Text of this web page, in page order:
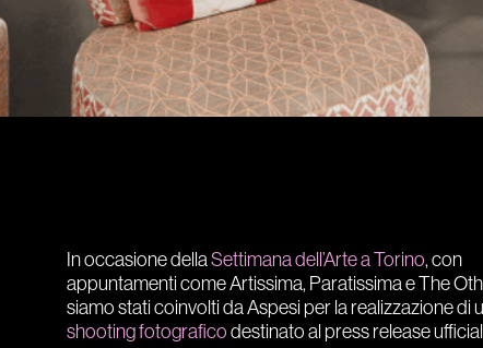
In occasione dellaSettimana dell’Arte a Torino, con
appuntamenti come Artissima, Paratissima e The
siamo stati coinvolti da Aspesi per la realizzazione di
shooting fotografico destinato al press release